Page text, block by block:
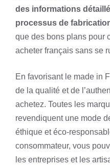
des informations
processus de
que des bons plans pour
acheter français sans se
En favorisant le made in
de la qualité et de
achetez. Toutes les
revendiquent une mode
éthique et éco-
consommateur, vous
les entreprises et les